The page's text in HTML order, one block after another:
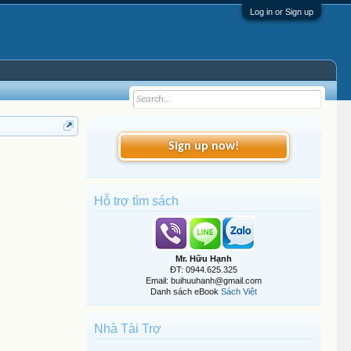
Log in or Sign up
Sign up now!
Hỗ trợ tìm sách
Mr. Hữu Hạnh
ĐT: 0944.625.325
Email: buihuuhanh@gmail.com
Danh sách eBook Sách Việt
Nhà Tài Trợ